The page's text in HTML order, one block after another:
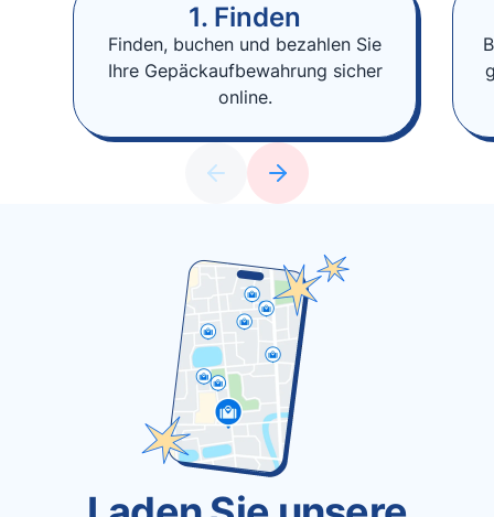
1. Finden
Finden, buchen und bezahlen Sie
Ihre Gepäckaufbewahrung sicher
online.